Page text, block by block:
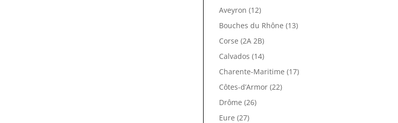
Aveyron (12)
Bouches du Rhône (13)
Corse (2A 2B)
Calvados (14)
Charente-Maritime (17)
Côtes-d’Armor (22)
Drôme (26)
Eure (27)